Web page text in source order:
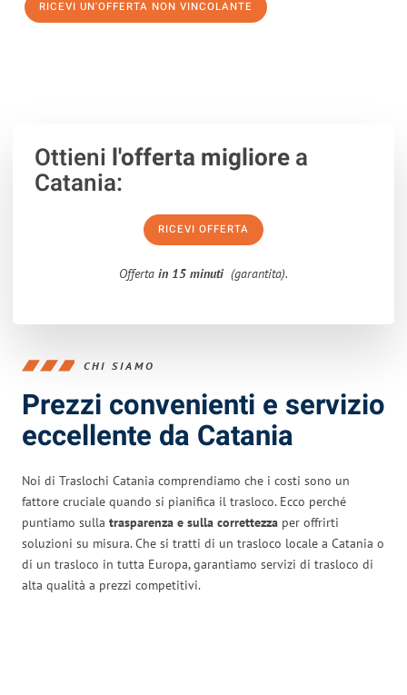
RICEVI UN'OFFERTA NON VINCOLANTE
Ottieni l'offerta migliorea
Catania:
RICEVI OFFERTA
Offerta in 15 minuti (garantita).
CHI SIAMO
Prezzi convenienti e servizio
eccellente da Catania
Noi di Traslochi Catania comprendiamo che i costi sono un
fattore cruciale quando si pianifica il trasloco. Ecco perché
puntiamo sulla trasparenza e sulla correttezza per offrirti
soluzioni su misura. Che si tratti di un trasloco locale a Catania o
di un trasloco in tutta Europa, garantiamo servizi di trasloco di
alta qualità a prezzi competitivi.